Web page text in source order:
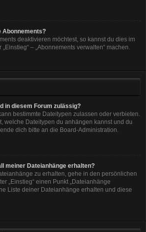
Abonnements?
deaktivieren möchtest, so kannst du dies im
– „Abonnements verwalten“ machen.
in diesem Forum zulässig?
bestimmte Dateitypen zulassen oder verbieten.
welche Dateitypen du anhängen kannst und du
dich bitte an die Board-Administration.
meiner Dateianhänge erhalten?
zu erhalten, gehe in den persönlichen
„Einstieg“ einen Punkt „Dateianhänge
Liste deiner Dateianhänge erhalten und diese